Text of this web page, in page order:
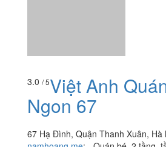
3.0 / 5Việt Anh
Ngon 67
67 Hạ Đình, Quận Thanh Xuân, Hà